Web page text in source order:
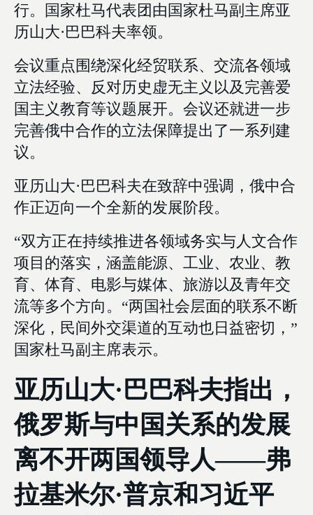
行。国家杜马代表团由国家杜马副主席亚
历山大·巴巴科夫率领。
会议重点围绕深化经贸联系、交流各领域
立法经验、反对历史虚无主义以及完善爱
国主义教育等议题展开。会议还就进一步
完善俄中合作的立法保障提出了一系列建
议。
亚历山大·巴巴科夫在致辞中强调，俄中合
作正迈向一个全新的发展阶段。
“双方正在持续推进各领域务实与人文合作
项目的落实，涵盖能源、工业、农业、教
育、体育、电影与媒体、旅游以及青年交
流等多个方向。“两国社会层面的联系不断
深化，民间外交渠道的互动也日益密切，”
国家杜马副主席表示。
亚历山大·巴巴科夫指出，
俄罗斯与中国关系的发展
离不开两国领导人——弗
拉基米尔·普京和习近平